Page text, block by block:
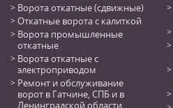
Ворота откатные (сдвижные)
Откатные ворота с калиткой
Ворота промышленные
откатные
Ворота откатные с
электроприводом
Ремонт и обслуживание
ворот в Гатчине, СПБ и в
Ленинградской области